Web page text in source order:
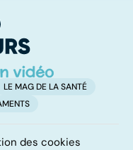
LE MAG DE LA SANTÉ
des cookies